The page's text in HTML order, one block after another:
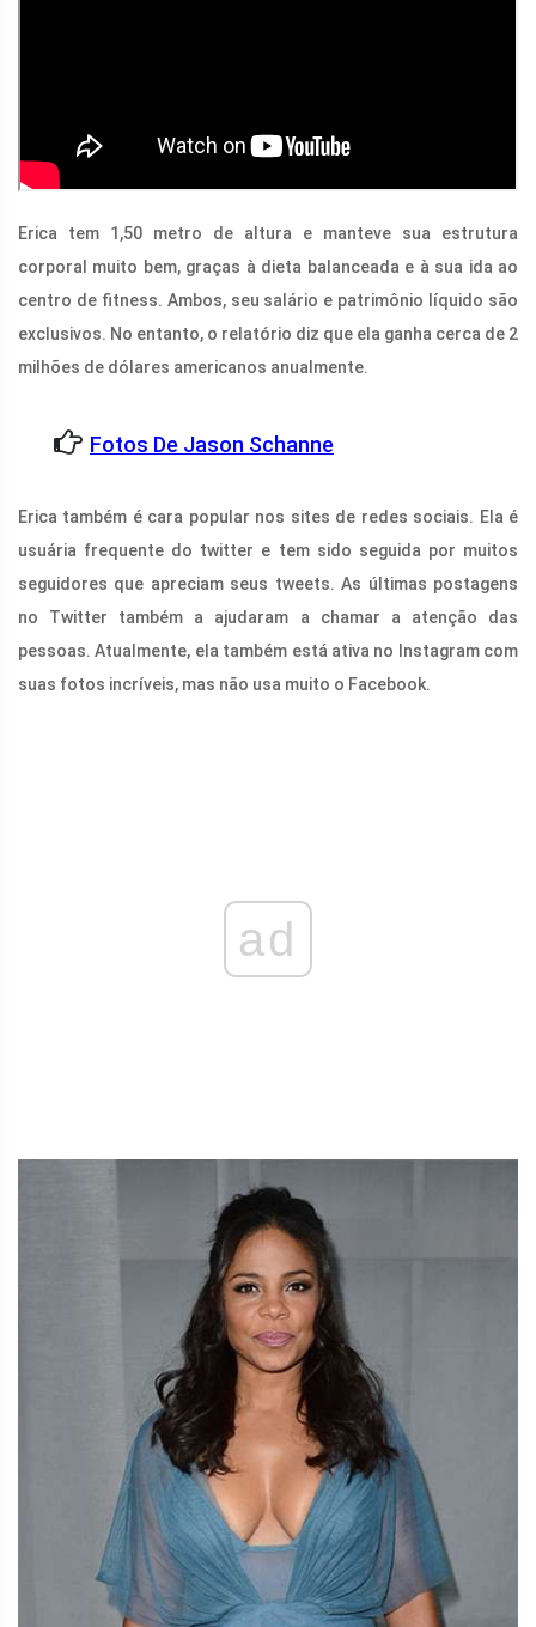
Erica tem 1,50 metro de altura e manteve sua estrutura
corporal muito bem, graças à dieta balanceada e à sua ida ao
centro de fitness. Ambos, seu salário e patrimônio líquido são
exclusivos. No entanto, o relatório diz que ela ganha cerca de 2
milhões de dólares americanos anualmente.
Fotos De Jason Schanne
Erica também é cara popular nos sites de redes sociais. Ela é
usuária frequente do twitter e tem sido seguida por muitos
seguidores que apreciam seus tweets. As últimas postagens
no Twitter também a ajudaram a chamar a atenção das
pessoas. Atualmente, ela também está ativa no Instagram com
suas fotos incríveis, mas não usa muito o Facebook.
ad